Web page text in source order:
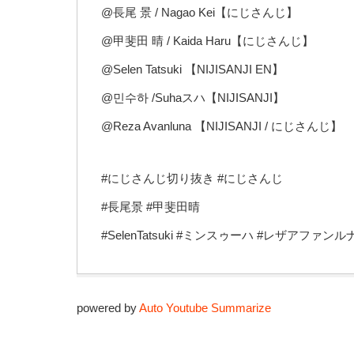
@長尾 景 / Nagao Kei【にじさんじ】
@甲斐田 晴 / Kaida Haru【にじさんじ】
@Selen Tatsuki 【NIJISANJI EN】
@민수하 /Suhaスハ【NIJISANJI】
@Reza Avanluna 【NIJISANJI / にじさんじ】
#にじさんじ切り抜き #にじさんじ
#長尾景 #甲斐田晴
#SelenTatsuki #ミンスゥーハ #レザアファンル
powered byAuto Youtube Summarize